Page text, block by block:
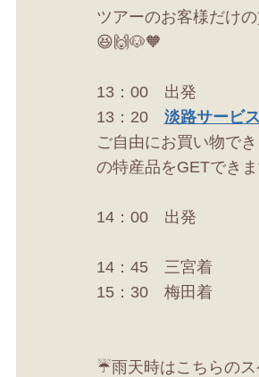
ツアーのお客様だけ
😆🙌🐶🧡
13：00 出発
13：20 淡路サービ
ご自由にお買い物で
の特産品をGETでき
14：00 出発
14：45 三宮着
15：30 梅田着
☔雨天時はこちらの